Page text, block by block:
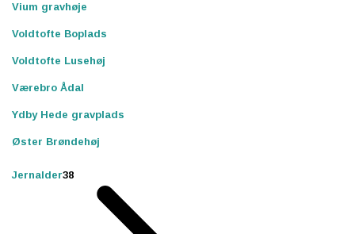
Vium gravhøje
Voldtofte Boplads
Voldtofte Lusehøj
Værebro Ådal
Ydby Hede gravplads
Øster Brøndehøj
Jernalder38